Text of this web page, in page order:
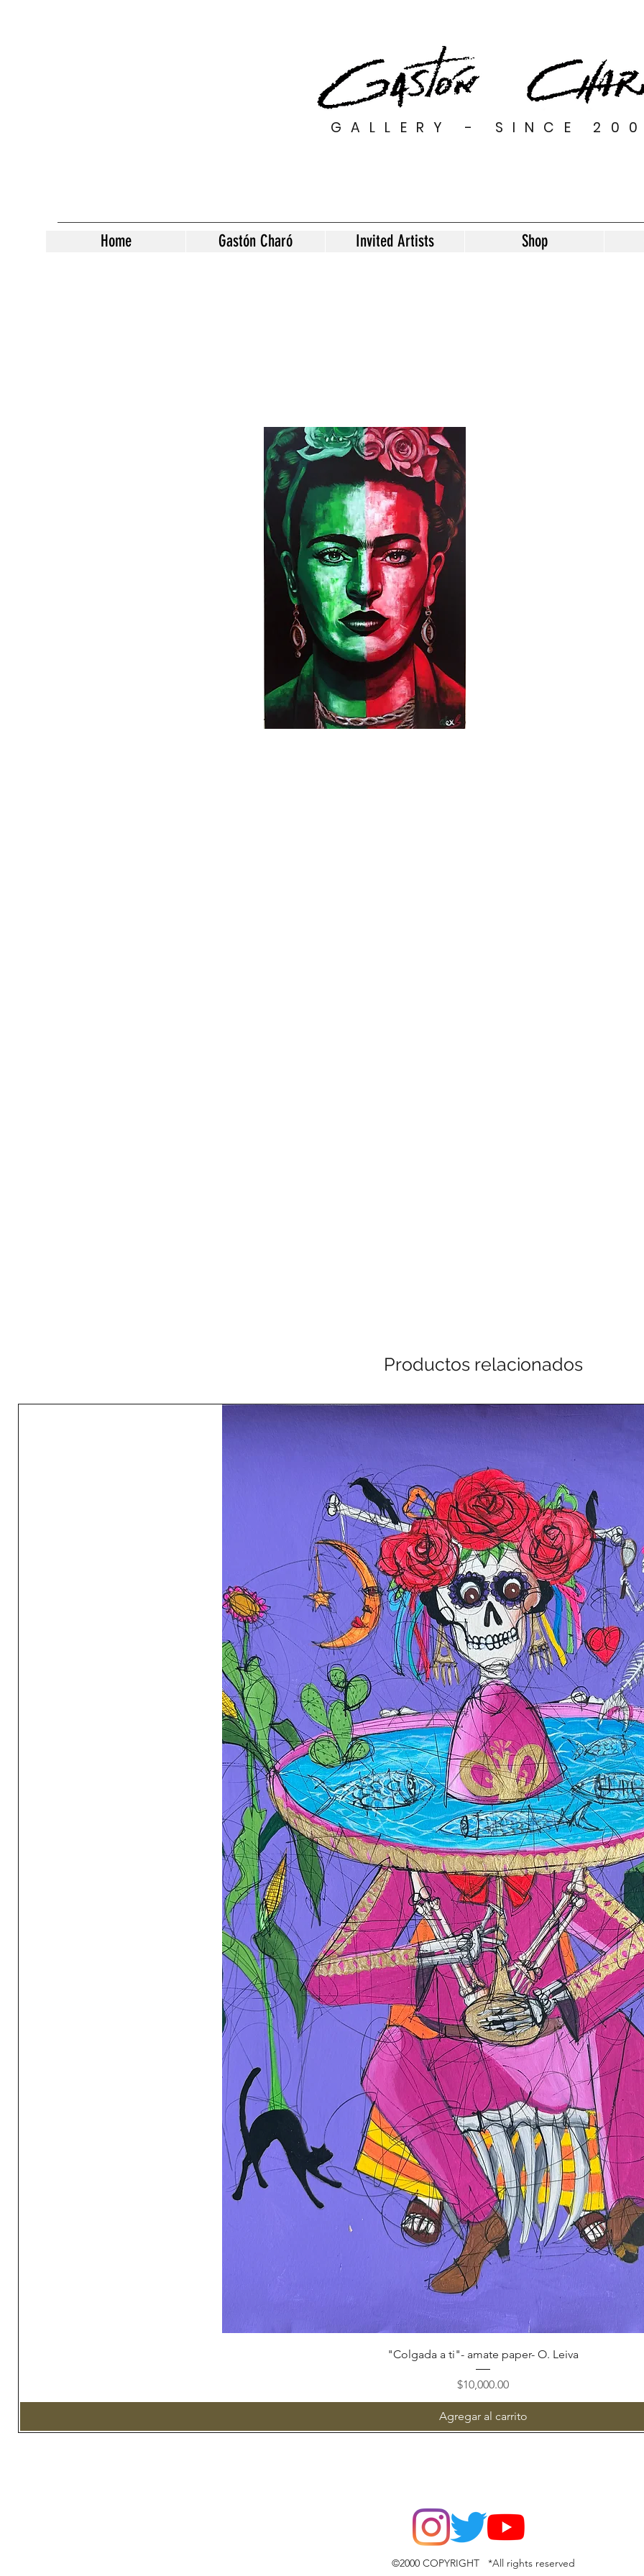
GALLERY - SINCE 200
Home Gastón Charó Invited Artists Shop
Productos relacionados
Vista rápida
"Colgada a ti"- amate paper- O. Leiva
Precio
$10,000.00
Agregar al carrito
©2000 COPYRIGHT *All rights reserved